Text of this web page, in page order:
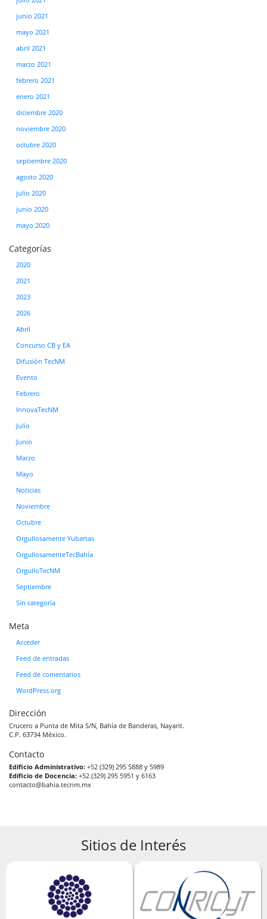
junio 2021
mayo 2021
abril 2021
marzo 2021
febrero 2021
enero 2021
diciembre 2020
noviembre 2020
octubre 2020
septiembre 2020
agosto 2020
julio 2020
junio 2020
mayo 2020
Categorías
2020
2021
2023
2026
Abril
Concurso CB y EA
Difusión TecNM
Evento
Febrero
InnovaTecNM
Julio
Junio
Marzo
Mayo
Noticias
Noviembre
Octubre
Orgullosamente Yubartas
OrgullosamenteTecBahía
OrgulloTecNM
Septiembre
Sin categoría
Meta
Acceder
Feed de entradas
Feed de comentarios
WordPress.org
Dirección
Crucero a Punta de Mita S/N, Bahía de Banderas, Nayarit.
C.P. 63734 México.
Contacto
Edificio Administrativo: +52 (329) 295 5888 y 5989
Edificio de Docencia: +52 (329) 295 5951 y 6163
contacto@bahia.tecnm.mx
Sitios de Interés